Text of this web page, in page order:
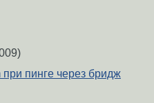
пинге через бридж